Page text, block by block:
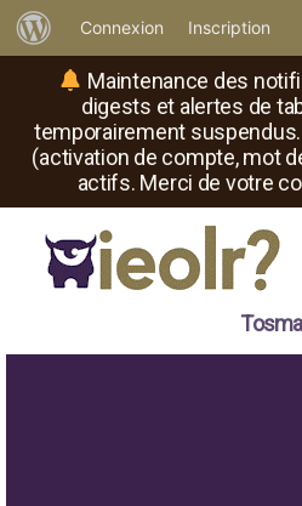
Maintenance des
digests et alertes de
temporairement
(activation de compte, mot
actifs. Merci de votre
propos
de
WordPress
Connexion Inscription
où
Tosma